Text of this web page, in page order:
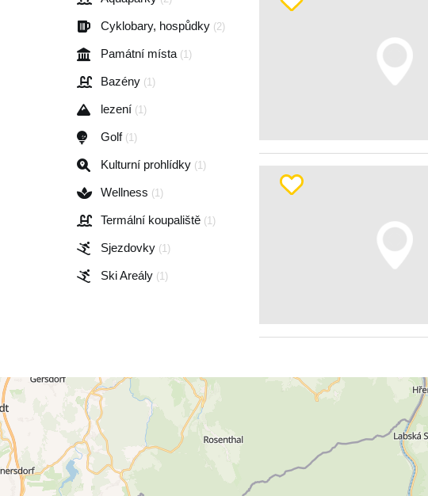
Cyklobary, hospůdky (2)
Památní místa (1)
Bazény (1)
lezení (1)
Golf (1)
Kulturní prohlídky (1)
Wellness (1)
Termální koupaliště (1)
Sjezdovky (1)
Ski Areály (1)